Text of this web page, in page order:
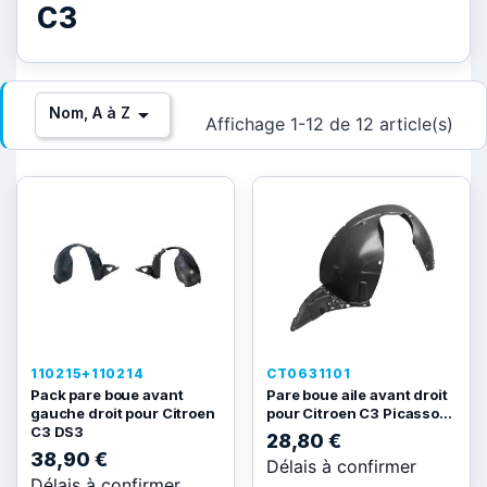
C3
Nom, A à Z  Affichage 1-12 de 12 article(s)
110215+110214
Pack pare boue avant
gauche droit pour Citroen
C3 DS3
38,90 €
CT0631101
Pare boue aile avant droit
pour Citroen C3 Picasso...
28,80 €
Délais à confirmer